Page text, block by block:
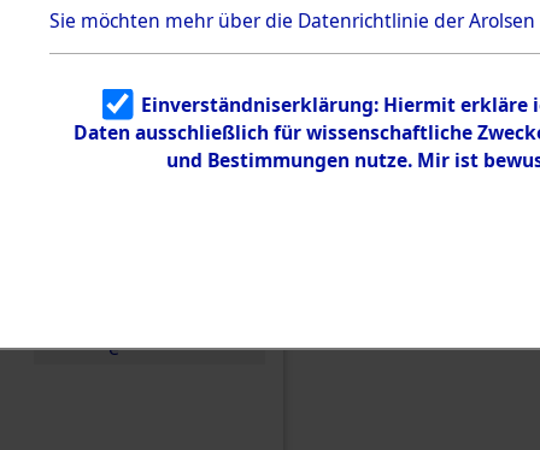
en
5.3.2
Identifizierun
g
5.3.3
Todesmärsch
e
Sie möchten mehr über die Datenrichtlinie der Arolsen
Einverständniserklärung: Hiermit erkläre
Daten ausschließlich für wissenschaftliche
und Bestimmungen nutze. Mir ist